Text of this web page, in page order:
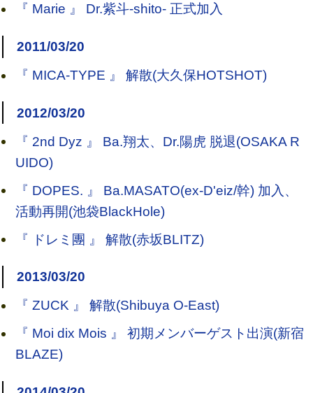
『 Marie 』 Dr.紫斗-shito- 正式加入
2011/03/20
『 MICA-TYPE 』 解散(大久保HOTSHOT)
2012/03/20
『 2nd Dyz 』 Ba.翔太、Dr.陽虎 脱退(OSAKA R
UIDO)
『 DOPES. 』 Ba.MASATO(ex-D'eiz/幹) 加入、
活動再開(池袋BlackHole)
『 ドレミ團 』 解散(赤坂BLITZ)
2013/03/20
『 ZUCK 』 解散(Shibuya O-East)
『 Moi dix Mois 』 初期メンバーゲスト出演(新宿
BLAZE)